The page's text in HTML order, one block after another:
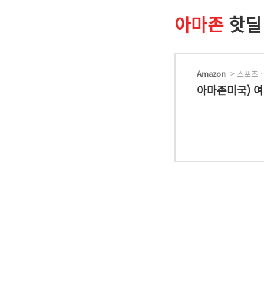
아마존 핫딜
Amazon > 스포츠
아마존미국)